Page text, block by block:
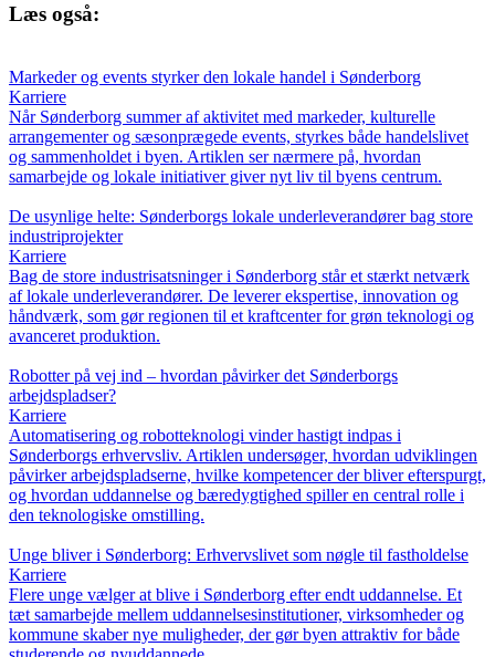
Læs også:
Markeder og events styrker den lokale handel i Sønderborg
Karriere
Når Sønderborg summer af aktivitet med markeder, kulturelle
arrangementer og sæsonprægede events, styrkes både handelslivet
og sammenholdet i byen. Artiklen ser nærmere på, hvordan
samarbejde og lokale initiativer giver nyt liv til byens centrum.
De usynlige helte: Sønderborgs lokale underleverandører bag store
industriprojekter
Karriere
Bag de store industrisatsninger i Sønderborg står et stærkt netværk
af lokale underleverandører. De leverer ekspertise, innovation og
håndværk, som gør regionen til et kraftcenter for grøn teknologi og
avanceret produktion.
Robotter på vej ind – hvordan påvirker det Sønderborgs
arbejdspladser?
Karriere
Automatisering og robotteknologi vinder hastigt indpas i
Sønderborgs erhvervsliv. Artiklen undersøger, hvordan udviklingen
påvirker arbejdspladserne, hvilke kompetencer der bliver efterspurgt,
og hvordan uddannelse og bæredygtighed spiller en central rolle i
den teknologiske omstilling.
Unge bliver i Sønderborg: Erhvervslivet som nøgle til fastholdelse
Karriere
Flere unge vælger at blive i Sønderborg efter endt uddannelse. Et
tæt samarbejde mellem uddannelsesinstitutioner, virksomheder og
kommune skaber nye muligheder, der gør byen attraktiv for både